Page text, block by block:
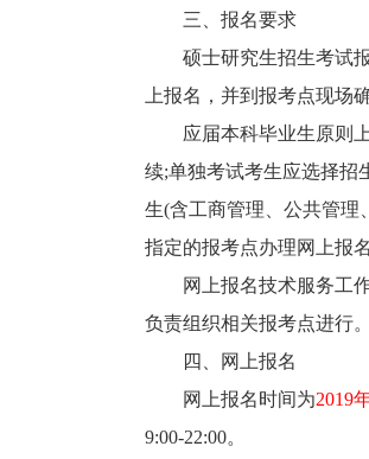
三、报名要求
硕士研究生招生考试报
上报名，并到报考点现场
应届本科毕业生原则上
续;单独考试考生应选择招
生(含工商管理、公共管理
指定的报考点办理网上报
网上报名技术服务工作
负责组织相关报考点进行。
四、网上报名
网上报名时间为2019
9:00-22:00。